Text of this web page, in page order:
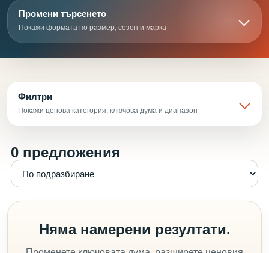
Промени търсенето
Покажи формата по размер, сезон и марка
Филтри
Покажи ценова категория, ключова дума и диапазон
0 предложения
Няма намерени резултати.